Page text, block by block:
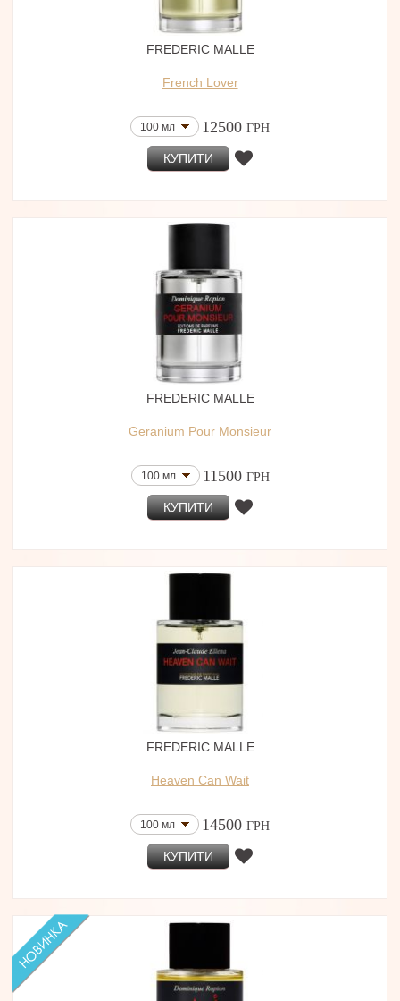
FREDERIC MALLE
French Lover
100 мл 12500 ГРН
КУПИТИ
FREDERIC MALLE
Geranium Pour Monsieur
100 мл 11500 ГРН
КУПИТИ
FREDERIC MALLE
Heaven Can Wait
100 мл 14500 ГРН
КУПИТИ